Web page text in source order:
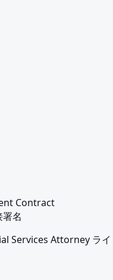
Contract
名
Services Attorney ライ